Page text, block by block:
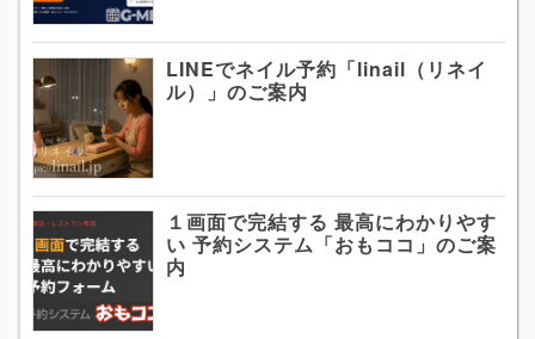
LINEでネイル予約「linail（リネイ
ル）」のご案内
１画面で完結する 最高にわかりやす
い 予約システム「おもココ」のご案
内